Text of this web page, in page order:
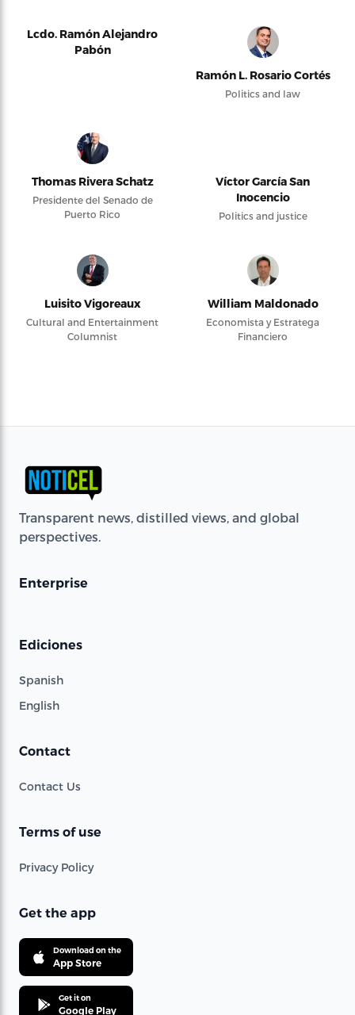
Lcdo. Ramón Alejandro
Pabón
Ramón L. Rosario Cortés
Politics and law
Thomas Rivera Schatz
Presidente del Senado de
Puerto Rico
Víctor García San
Inocencio
Politics and justice
Luisito Vigoreaux
Cultural and Entertainment
Columnist
William Maldonado
Economista y Estratega
Financiero
Transparent news, distilled views, and global
perspectives.
Enterprise
Ediciones
Spanish
English
Contact
Contact Us
Terms of use
Privacy Policy
Get the app
Download on the
App Store
Get it on
Google Play